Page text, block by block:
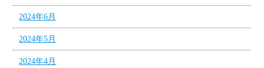
2024年6月
2024年5月
2024年4月